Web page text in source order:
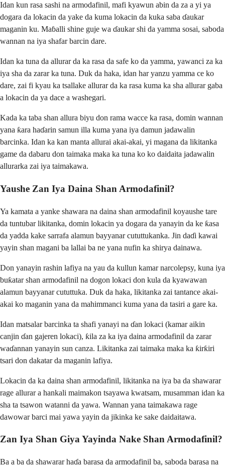
Idan kun rasa sashi na armodafinil, mafi kyawun abin da za a yi ya
dogara da lokacin da yake da kuma lokacin da kuka saba ɗaukar
maganin ku. Maɓalli shine guje wa ɗaukar shi da yamma sosai, saboda
wannan na iya shafar barcin dare.
Idan ka tuna da allurar da ka rasa da safe ko da yamma, yawanci za ka
iya sha da zarar ka tuna. Duk da haka, idan har yanzu yamma ce ko
dare, zai fi kyau ka tsallake allurar da ka rasa kuma ka sha allurar gaba
a lokacin da ya dace a washegari.
Kada ka taba shan allura biyu don rama wacce ka rasa, domin wannan
yana ƙara haɗarin samun illa kuma yana iya damun jadawalin
barcinka. Idan ka kan manta allurai akai-akai, yi magana da likitanka
game da dabaru don taimaka maka ka tuna ko ko daidaita jadawalin
allurarka zai iya taimakawa.
Yaushe Zan Iya Daina Shan Armodafinil?
Ya kamata a yanke shawara na daina shan armodafinil koyaushe tare
da tuntubar likitanka, domin lokacin ya dogara da yanayin da ke ƙasa
da yadda kake sarrafa alamun bayyanar cututtukanka. Jin daɗi kawai
yayin shan magani ba lallai ba ne yana nufin ka shirya dainawa.
Don yanayin rashin lafiya na yau da kullun kamar narcolepsy, kuna iya
buƙatar shan armodafinil na dogon lokaci don kula da kyawawan
alamun bayyanar cututtuka. Duk da haka, likitanka zai tantance akai-
akai ko maganin yana da mahimmanci kuma yana da tasiri a gare ka.
Idan matsalar barcinka ta shafi yanayi na ɗan lokaci (kamar aikin
canjin ɗan gajeren lokaci), ƙila za ka iya daina armodafinil da zarar
waɗannan yanayin sun canza. Likitanka zai taimaka maka ka ƙirƙiri
tsari don dakatar da maganin lafiya.
Lokacin da ka daina shan armodafinil, likitanka na iya ba da shawarar
rage allurar a hankali maimakon tsayawa kwatsam, musamman idan ka
sha ta tsawon watanni da yawa. Wannan yana taimakawa rage
dawowar barci mai yawa yayin da jikinka ke sake daidaitawa.
Zan Iya Shan Giya Yayinda Nake Shan Armodafinil?
Ba a ba da shawarar haɗa barasa da armodafinil ba, saboda barasa na